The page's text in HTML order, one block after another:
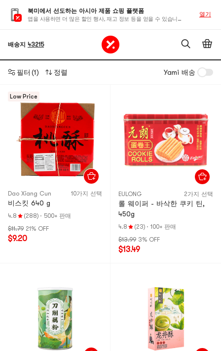
북미에서 선도하는 아시아 제품 쇼핑 플랫폼
앱을 사용하면 더 많은 할인 행사, 재고 정보 등을 얻을 수 있습니다
열기
배송지 43215
필터 (1) 정렬 Yami 배송
Low Price
Dao Xiang Cun 10가지 선택
비스킷 640 g
4.8 (288) · 500+ 판매
$11.79 21% OFF
$9.20
EULONG 2가지 선택
롤 웨이퍼 - 바삭한 쿠키 틴,
450g
4.8 (23) · 100+ 판매
$13.99 3% OFF
$13.49